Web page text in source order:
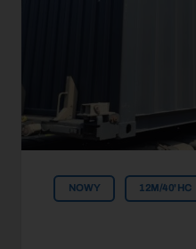
NOWY 12M/40'HC